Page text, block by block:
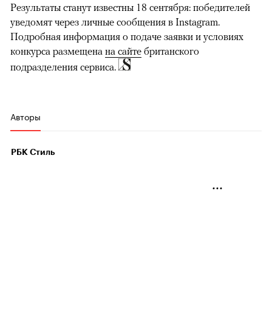
Результаты станут известны 18 сентября: победителей
уведомят через личные сообщения в Instagram.
Подробная информация о подаче заявки и условиях
конкурса размещена на сайте британского
подразделения сервиса.
Авторы
РБК Стиль